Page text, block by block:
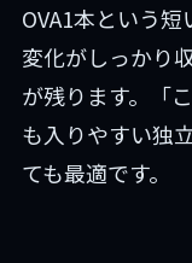
OVA1本という
変化がしっかり
が残ります。「
も入りやすい独
ても最適です。